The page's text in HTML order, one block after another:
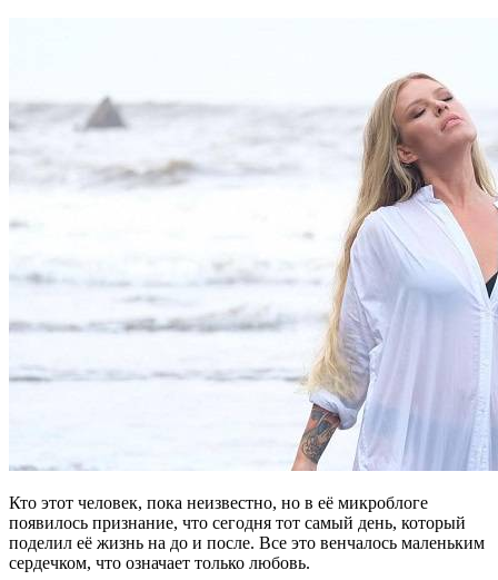
Кто этот человек, пока неизвестно, но в её микроблоге
появилось признание, что сегодня тот самый день, который
поделил её жизнь на до и после. Все это венчалось маленьким
сердечком, что означает только любовь.